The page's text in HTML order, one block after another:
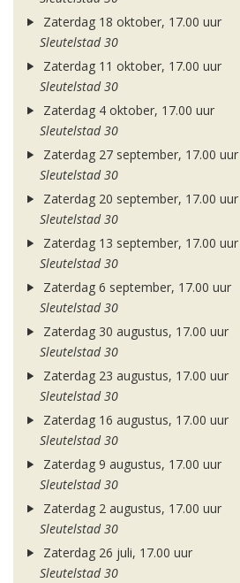
Zaterdag 18 oktober, 17.00 uur
Sleutelstad 30
Zaterdag 11 oktober, 17.00 uur
Sleutelstad 30
Zaterdag 4 oktober, 17.00 uur
Sleutelstad 30
Zaterdag 27 september, 17.00 uur
Sleutelstad 30
Zaterdag 20 september, 17.00 uur
Sleutelstad 30
Zaterdag 13 september, 17.00 uur
Sleutelstad 30
Zaterdag 6 september, 17.00 uur
Sleutelstad 30
Zaterdag 30 augustus, 17.00 uur
Sleutelstad 30
Zaterdag 23 augustus, 17.00 uur
Sleutelstad 30
Zaterdag 16 augustus, 17.00 uur
Sleutelstad 30
Zaterdag 9 augustus, 17.00 uur
Sleutelstad 30
Zaterdag 2 augustus, 17.00 uur
Sleutelstad 30
Zaterdag 26 juli, 17.00 uur
Sleutelstad 30